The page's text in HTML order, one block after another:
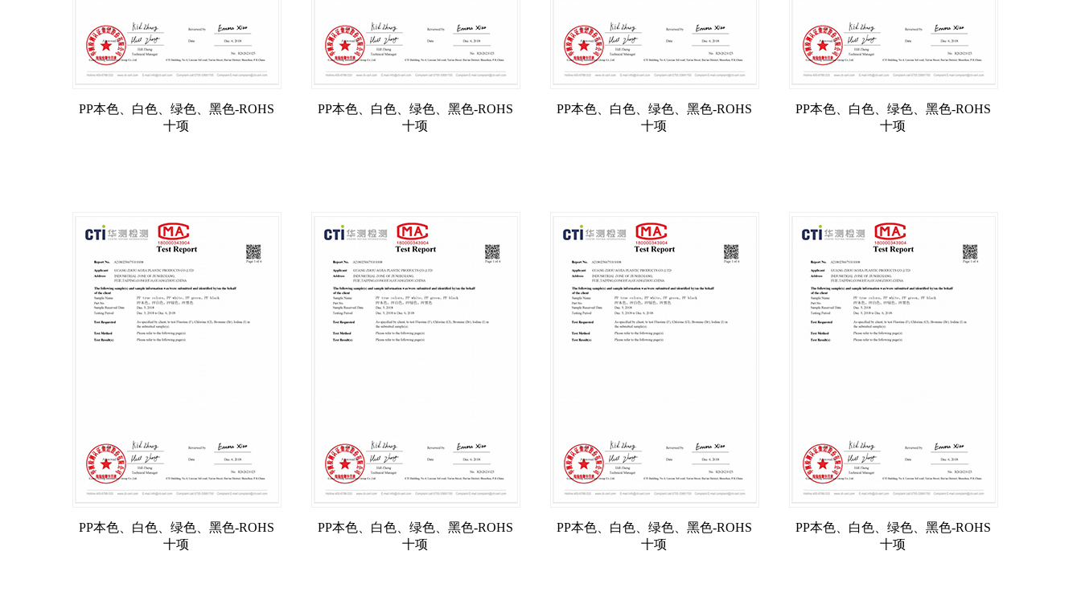
PP本色、白色、绿色、黑色-ROHS
十项
PP本色、白色、绿色、黑色-ROHS
十项
PP本色、白色、绿色、黑色-ROHS
十项
PP本色、白色、绿色、黑色-ROHS
十项
PP本色、白色、绿色、黑色-ROHS
十项
PP本色、白色、绿色、黑色-ROHS
十项
PP本色、白色、绿色、黑色-ROHS
十项
PP本色、白色、绿色、黑色-ROHS
十项